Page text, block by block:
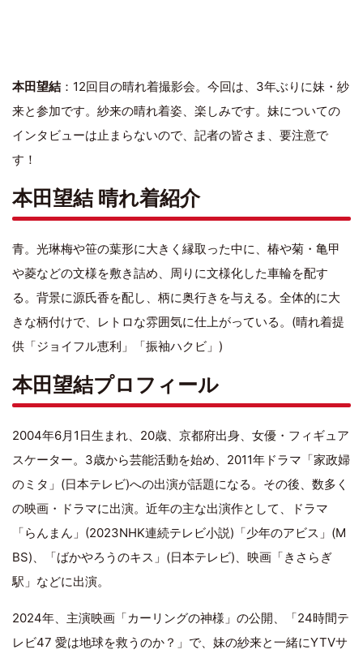
本田望結 ：12回目の晴れ着撮影会。今回は、3年ぶりに妹・紗
来と参加です。紗来の晴れ着姿、楽しみです。妹についての
インタビューは止まらないので、記者の皆さま、要注意で
す！
本田望結 晴れ着紹介
青。光琳梅や笹の葉形に大きく縁取った中に、椿や菊・亀甲
や菱などの文様を敷き詰め、周りに文様化した車輪を配す
る。背景に源氏香を配し、柄に奥行きを与える。全体的に大
きな柄付けで、レトロな雰囲気に仕上がっている。(晴れ着提
供「ジョイフル恵利」「振袖ハクビ」)
本田望結プロフィール
2004年6月1日生まれ、20歳、京都府出身、女優・フィギュア
スケーター。3歳から芸能活動を始め、2011年ドラマ「家政婦
のミタ」(日本テレビ)への出演が話題になる。その後、数多く
の映画・ドラマに出演。近年の主な出演作として、ドラマ
「らんまん」(2023NHK連続テレビ小説)「少年のアビス」(M
BS)、「ばかやろうのキス」(日本テレビ)、映画「きさらぎ
駅」などに出演。
2024年、主演映画「カーリングの神様」の公開、「24時間テ
レビ47 愛は地球を救うのか？」で、妹の紗来と一緒にYTVサ